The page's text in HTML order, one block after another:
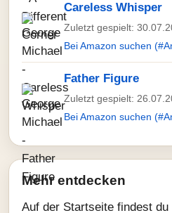
Careless Whisper
Zuletzt gespielt:
Bei Amazon suchen
Father Figure
Zuletzt gespielt:
Bei Amazon suchen
Mehr entdecken
Auf der Startseite findest